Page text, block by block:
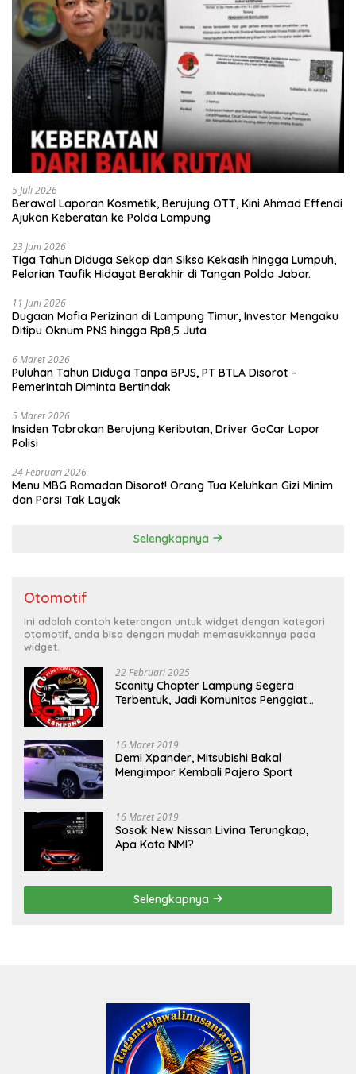
5 Juli 2026
Berawal Laporan Kosmetik, Berujung OTT, Kini Ahmad Effendi
Ajukan Keberatan ke Polda Lampung
23 Juni 2026
Tiga Tahun Diduga Sekap dan Siksa Kekasih hingga Lumpuh,
Pelarian Taufik Hidayat Berakhir di Tangan Polda Jabar.
11 Juni 2026
Dugaan Mafia Perizinan di Lampung Timur, Investor Mengaku
Ditipu Oknum PNS hingga Rp8,5 Juta
6 Maret 2026
Puluhan Tahun Diduga Tanpa BPJS, PT BTLA Disorot –
Pemerintah Diminta Bertindak
5 Maret 2026
Insiden Tabrakan Berujung Keributan, Driver GoCar Lapor
Polisi
24 Februari 2026
Menu MBG Ramadan Disorot! Orang Tua Keluhkan Gizi Minim
dan Porsi Tak Layak
Selengkapnya
Otomotif
Ini adalah contoh keterangan untuk widget dengan kategori
otomotif, anda bisa dengan mudah memasukkannya pada
widget.
22 Februari 2025
Scanity Chapter Lampung Segera
Terbentuk, Jadi Komunitas Penggiat
16 Maret 2019
Demi Xpander, Mitsubishi Bakal
Mengimpor Kembali Pajero Sport
16 Maret 2019
Sosok New Nissan Livina Terungkap,
Apa Kata NMI?
Selengkapnya